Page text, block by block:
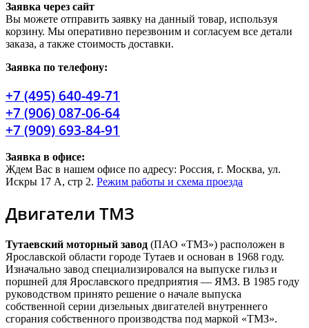
Заявка через сайт
Вы можете отправить заявку на данный товар, используя
корзину. Мы оперативно перезвоним и согласуем все детали
заказа, а также стоимость доставки.
Заявка по телефону:
+7 (495) 640-49-71
+7 (906) 087-06-64
+7 (909) 693-84-91
Заявка в офисе:
Ждем Вас в нашем офисе по адресу: Россия, г. Москва, ул.
Искры 17 А, стр 2. Режим работы и схема проезда
Двигатели ТМЗ​
Тутаевский моторный завод (ПАО «ТМЗ») расположен в
Ярославской области городе Тутаев и основан в 1968 году.
Изначально завод специализировался на выпуске гильз и
поршней для Ярославского предприятия — ЯМЗ. В 1985 году
руководством принято решение о начале выпуска
собственной серии дизельных двигателей внутреннего
сгорания собственного производства под маркой «ТМЗ».